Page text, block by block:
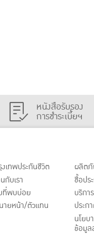
หนังสือรับรอง
การชำระเบี้ยฯ
เทพประกันชีวิต
กับเรา
ที่พบบ่อย
ายหน้า/ตัวแทน
ผลิต
ชื้อปร
บริกา
ประก
นโยบ
ข้อมู